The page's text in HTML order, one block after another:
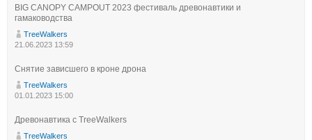
BIG CANOPY CAMPOUT 2023 фестиваль древонавтики и
гамаководства
TreeWalkers
21.06.2023 13:59
Снятие зависшего в кроне дрона
TreeWalkers
01.01.2023 15:00
Древонавтика с TreeWalkers
TreeWalkers